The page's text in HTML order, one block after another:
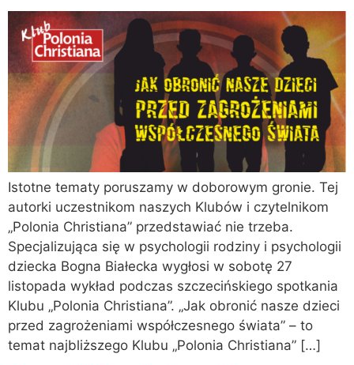
Istotne tematy poruszamy w doborowym gronie. Tej
autorki uczestnikom naszych Klubów i czytelnikom
„Polonia Christiana” przedstawiać nie trzeba.
Specjalizująca się w psychologii rodziny i psychologii
dziecka Bogna Białecka wygłosi w sobotę 27
listopada wykład podczas szczecińskiego spotkania
Klubu „Polonia Christiana”. „Jak obronić nasze dzieci
przed zagrożeniami współczesnego świata” – to
temat najbliższego Klubu „Polonia Christiana” […]